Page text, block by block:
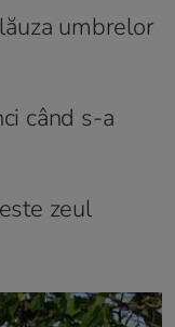
umbrelor
când s-a
zeul